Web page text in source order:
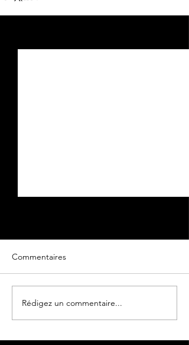
Texture de roche...
Commentaires
Rédigez un commentaire...